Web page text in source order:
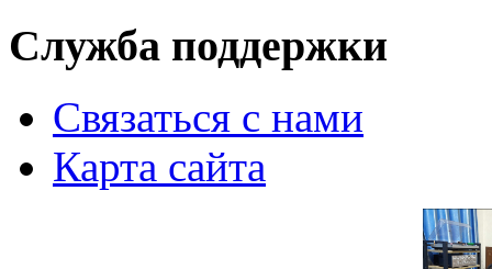
Служба поддержки
Связаться с нами
Карта сайта